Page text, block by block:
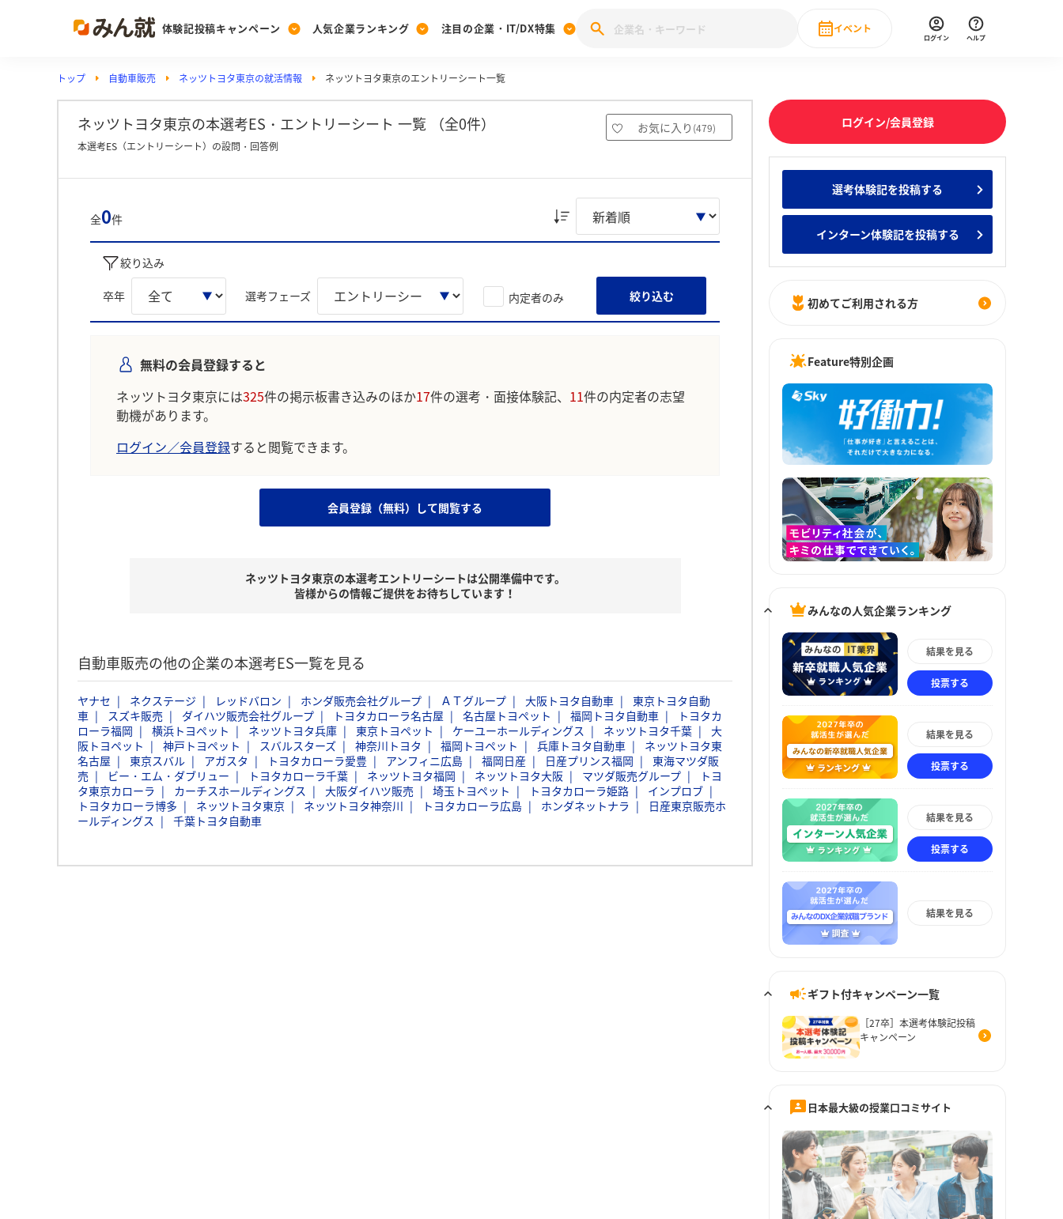
体験記投稿キャンペーン
Post
投稿する
[27卒] 本選考体験記投稿キャンペーン
人気企業ランキング
Ranking
ランキングを見る
みんなのDX企業就職ブランド調査
Vote みんなの新卒就職人気企業ランキング みんなのインターン人気企業ランキ
注目の企業・IT/DX特集
PickUp
注目の企業特集
28卒 IT・DX現場社員インタビュー
イベント
直近のイベント一覧
ログイン ヘルプ
トップ 自動車販売 ネッツトヨタ東京の就活情報 ネッツトヨタ東京のエントリーシート一覧
ネッツトヨタ東京の本選考ES・エントリーシート 一覧 （全0件） お気に入り (479)
本選考ES（エントリーシート）の設問・回答例
全0件
絞り込み
卒年 選考フェーズ 内定者のみ 絞り込む
無料の会員登録すると
ネッツトヨタ東京には325件の掲示板書き込みのほか17件の選考・面接体験記、 11件の内定者の志望
動機があります。
ログイン／会員登録すると閲覧できます。
会員登録（無料）して閲覧する
ネッツトヨタ東京の本選考エントリーシートは公開準備中です。
皆様からの情報ご提供をお待ちしています！
自動車販売の他の企業の本選考ES一覧を見る
ヤナセ ネクステージ レッドバロン ホンダ販売会社グループ ＡＴグループ 大阪トヨタ自動車
東京トヨタ自動
車
スズキ販売 ダイハツ販売会社グループ トヨタカローラ名古屋 名古屋トヨペット 福岡トヨタ自動車
トヨタカ
ローラ福岡
横浜トヨペット ネッツトヨタ兵庫 東京トヨペット ケーユーホールディングス ネッツトヨタ千葉
大
阪トヨペット
神戸トヨペット スバルスターズ 神奈川トヨタ 福岡トヨペット 兵庫トヨタ自動車
ネッツトヨタ東
名古屋
東京スバル アガスタ トヨタカローラ愛豊 アンフィニ広島 福岡日産 日産プリンス福岡
東海マツダ販
売
ビー・エム・ダブリュー トヨタカローラ千葉 ネッツトヨタ福岡 ネッツトヨタ大阪 マツダ販売グループ
トヨ
タ東京カローラ
カーチスホールディングス 大阪ダイハツ販売 埼玉トヨペット トヨタカローラ姫路
インプロブ
トヨタカローラ博多
ネッツトヨタ東京 ネッツトヨタ神奈川 トヨタカローラ広島 ホンダネットナラ
日産東京販売ホ
ールディングス
千葉トヨタ自動車
ログイン/会員登録
選考体験記を投稿する
インターン体験記を投稿する
初めてご利用される方
Feature特別企画
みんなの人気企業ランキング
結果を見る
投票する
結果を見る
投票する
結果を見る
投票する
結果を見る
ギフト付キャンペーン一覧
［27卒］本選考体験記投稿
キャンペーン
日本最大級の授業口コミサイト